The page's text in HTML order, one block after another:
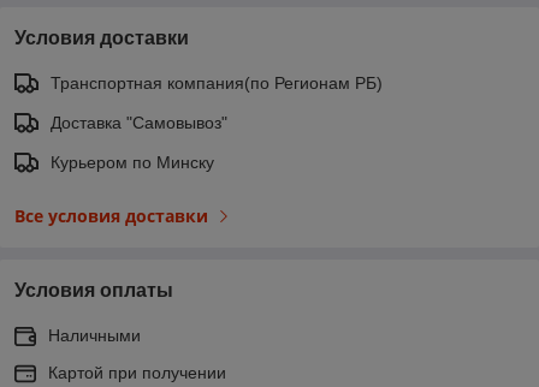
Условия доставки
Транспортная компания(по Регионам РБ)
Доставка "Самовывоз"
Курьером по Минску
Все условия доставки
Условия оплаты
Наличными
Картой при получении